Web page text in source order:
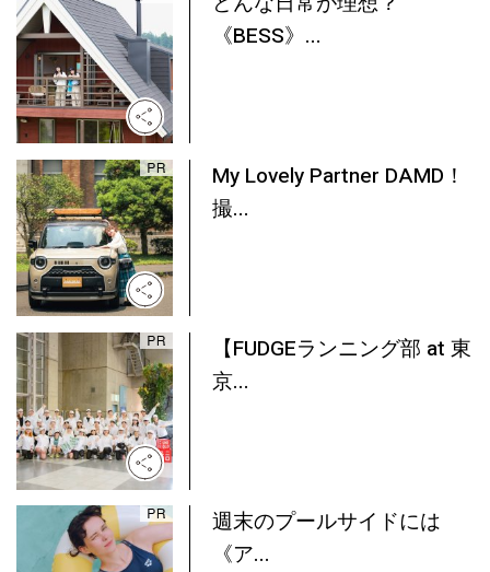
《BESS》...
My Lovely Partner DAMD！
撮...
【FUDGEランニング部 at 東
京...
週末のプールサイドには
《ア...